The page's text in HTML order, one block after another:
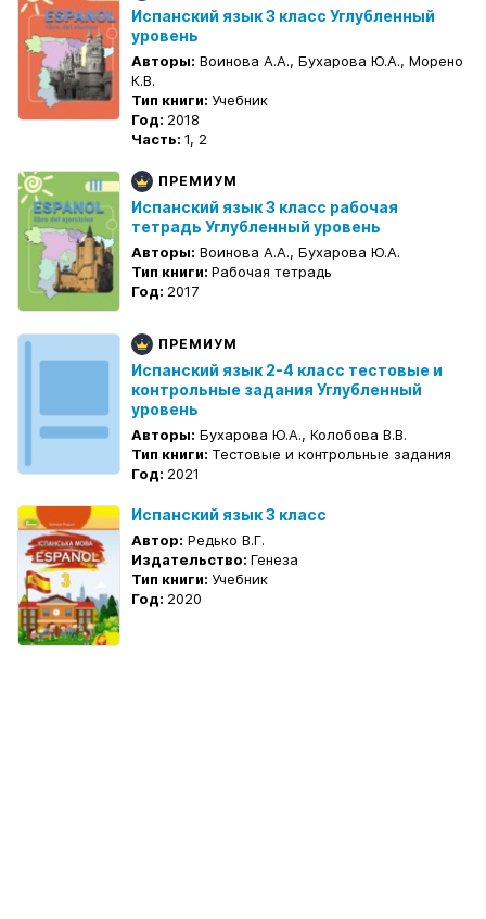
Испанский язык 3 класс Углубленный
уровень
Авторы: Воинова А.А., Бухарова Ю.А., Морено
К.В.
Тип книги: Учебник
Год: 2018
Часть: 1, 2
ПРЕМИУМ
Испанский язык 3 класс рабочая
тетрадь Углубленный уровень
Авторы: Воинова А.А., Бухарова Ю.А.
Тип книги: Рабочая тетрадь
Год: 2017
ПРЕМИУМ
Испанский язык 2-4 класс тестовые и
контрольные задания Углубленный
уровень
Авторы: Бухарова Ю.А., Колобова В.В.
Тип книги: Тестовые и контрольные задания
Год: 2021
Испанский язык 3 класс
Автор: Редько В.Г.
Издательство: Генеза
Тип книги: Учебник
Год: 2020